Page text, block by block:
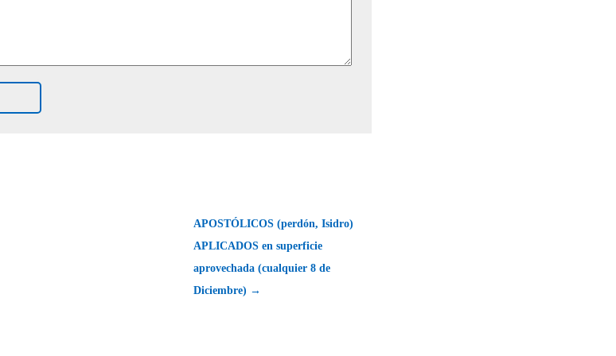
APOSTÓLICOS (perdón, Isidro)
APLICADOS en superficie
aprovechada (cualquier 8 de
Diciembre) →